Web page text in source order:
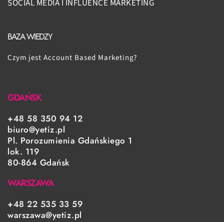
SOCIAL MEDIA I INFLUENCE MARKETING
BAZA WIEDZY
Czym jest Account Based Marketing?
GDAŃSK
+48 58 350 94 12
biuro@yetiz.pl
Pl. Porozumienia Gdańskiego 1
lok. 119
80-864 Gdańsk
WARSZAWA
+48 22 535 33 59
warszawa@yetiz.pl